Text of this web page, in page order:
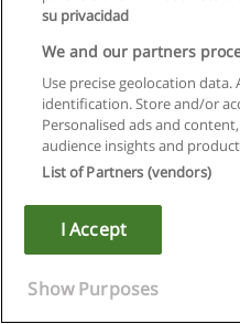
и характеристика. Формы
покупателя на рынке.
и посредниками.
Планирование и
закупки и продажи
деятельности. Виды
на оптовых рынках,
выставках. Торги как форма
запасами. Типы
Организация
Ассортиментная и ценовая
Организация и технология
Правовая и нормативная
su privacidad
We and our partners
Use precise geolocation
identification. Store and/or
Personalised ads and
audience insights and
List of Partners (vendors)
I Accept
Show Purposes